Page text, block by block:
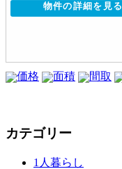
物件の詳細を見る
価格 面積 間取
カテゴリー
1人暮らし